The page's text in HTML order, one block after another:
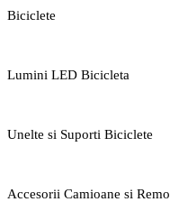
Biciclete
Lumini LED Bicicleta
Unelte si Suporti Biciclete
Accesorii Camioane si